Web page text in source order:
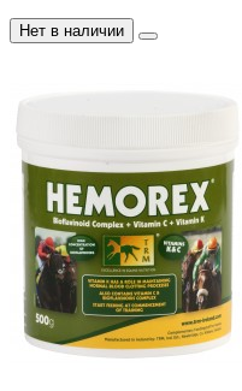
Нет в наличии